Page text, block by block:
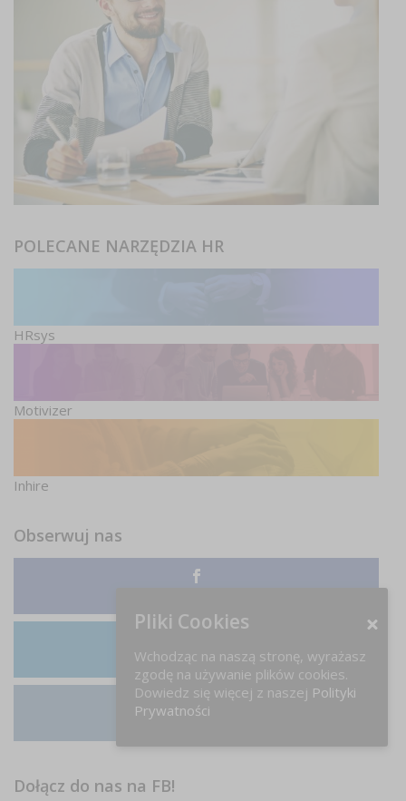
POLECANE NARZĘDZIA HR
HRsys
Motivizer
Inhire
Obserwuj nas
LinkedIn
Dołącz do nas na FB!
Pliki Cookies
Wchodząc na naszą stronę, wyrażasz
zgodę na używanie plików cookies.
Dowiedz się więcej z naszej Polityki
Prywatności